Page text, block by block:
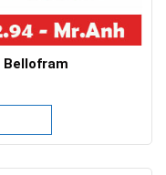
Bellofram